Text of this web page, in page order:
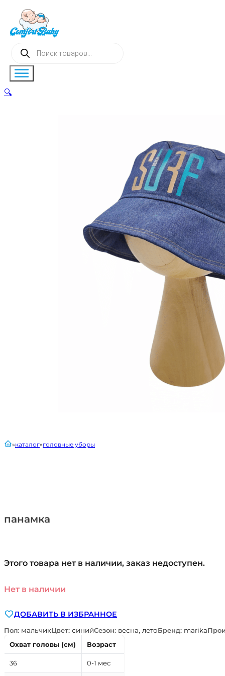
Поиск
товаров
панамка
главнаякаталог головные уборы
Этого товара нет в наличии, заказ недоступен.
Нет в наличии
ДОБАВИТЬ В ИЗБРАННОЕ
Пол: мальчикЦвет: синийСезон: весна, летоБренд: marika
Охват головы (см)
Возраст
36 0-1 мес
🔍